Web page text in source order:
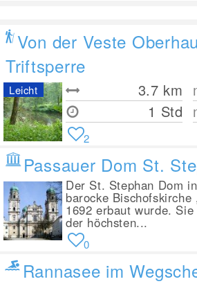
Von der Veste
Triftsperre
3.7 km
1 Std
Leicht
2
Passauer Dom St.
Der St. Stephan Dom
barocke
1692 erbaut wurde.
der höchsten...
0
Rannasee im